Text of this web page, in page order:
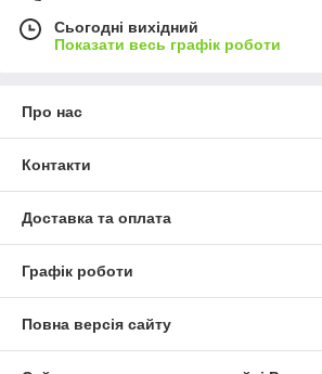
Сьогодні вихідний
Показати весь графік роботи
Про нас
Контакти
Доставка та оплата
Графік роботи
Повна версія сайту